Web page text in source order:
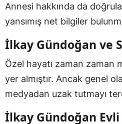
Annesi hakkında da
yansımış net bilgiler
İlkay Gündoğan ve
Özel hayatı zaman zaman
yer almıştır. Ancak genel
medyadan uzak tutmayı
İlkay Gündoğan Evli